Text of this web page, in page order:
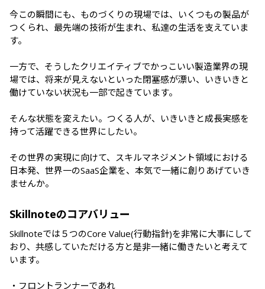
今この瞬間にも、ものづくりの現場では、いくつもの製品が
つくられ、最先端の技術が生まれ、私達の生活を支えていま
す。
一方で、そうしたクリエイティブでかっこいい製造業界の現
場では、将来が見えないといった閉塞感が漂い、いきいきと
働けていない状況も一部で起きています。
そんな状態を変えたい。つくる人が、いきいきと成長実感を
持って活躍できる世界にしたい。
その世界の実現に向けて、スキルマネジメント領域における
日本発、世界一のSaaS企業を、本気で一緒に創りあげていき
ませんか。
Skillnoteのコアバリュー
Skillnoteでは５つのCore Value(行動指針)を非常に大事にして
おり、共感していただける方と是非一緒に働きたいと考えて
います。
・フロントランナーであれ